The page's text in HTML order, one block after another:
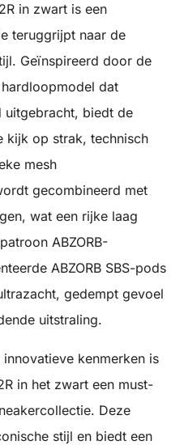
in zwart is een
teruggrijpt naar de
Geïnspireerd door de
dat
biedt de
kijk op strak, technisch
mesh
gecombineerd met
wat een rijke laag
ABZORB-
ABZORB SBS-pods
gedempt gevoel
uitstraling.
kenmerken is
in het zwart een must-
Deze
stijl en biedt een